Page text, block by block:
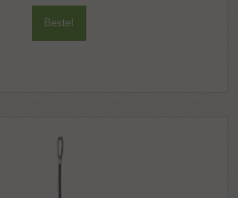
Bestel